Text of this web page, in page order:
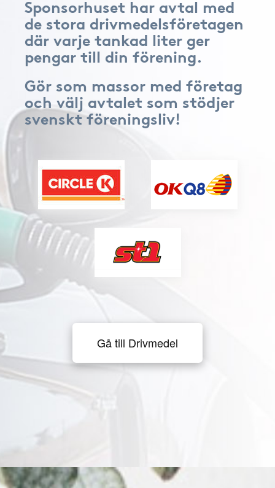
Sponsorhuset har avtal med
de stora drivmedelsföretagen
där varje tankad liter ger
pengar till din förening.
Gör som massor med företag
och välj avtalet som stödjer
svenskt föreningsliv!
Gå till Drivmedel